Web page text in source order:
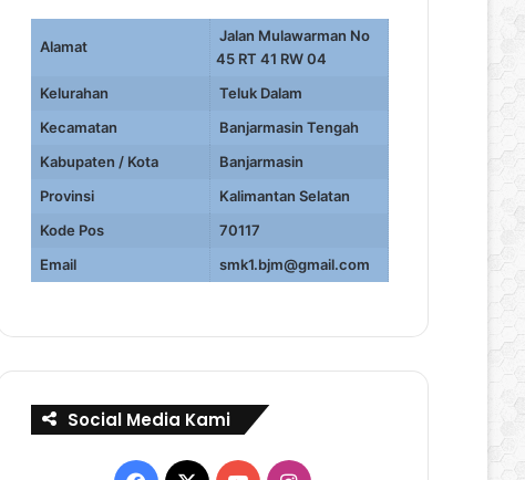
Alamat
Jalan Mulawarman No
45 RT 41 RW 04
Kelurahan
Teluk Dalam
Kecamatan
Banjarmasin Tengah
Kabupaten / Kota
Banjarmasin
Provinsi
Kalimantan Selatan
Kode Pos
70117
Email
smk1.bjm@gmail.com
Social Media Kami